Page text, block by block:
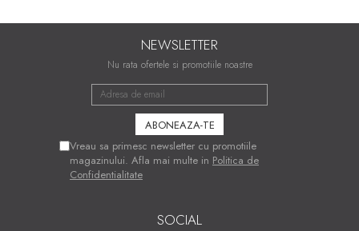
NEWSLETTER
Nu rata ofertele si promotiile noastre
Vreau sa primesc newsletter cu promotiile
magazinului. Afla mai multe in Politica de
Confidentialitate
SOCIAL